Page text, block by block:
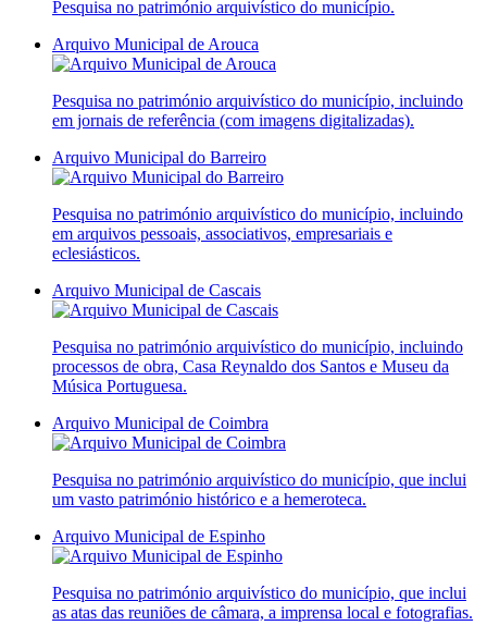
Pesquisa no património arquivístico do município.
Arquivo Municipal de Arouca
Pesquisa no património arquivístico do município, incluindo
em jornais de referência (com imagens digitalizadas).
Arquivo Municipal do Barreiro
Pesquisa no património arquivístico do município, incluindo
em arquivos pessoais, associativos, empresariais e
eclesiásticos.
Arquivo Municipal de Cascais
Pesquisa no património arquivístico do município, incluindo
processos de obra, Casa Reynaldo dos Santos e Museu da
Música Portuguesa.
Arquivo Municipal de Coimbra
Pesquisa no património arquivístico do município, que inclui
um vasto património histórico e a hemeroteca.
Arquivo Municipal de Espinho
Pesquisa no património arquivístico do município, que inclui
as atas das reuniões de câmara, a imprensa local e fotografias.